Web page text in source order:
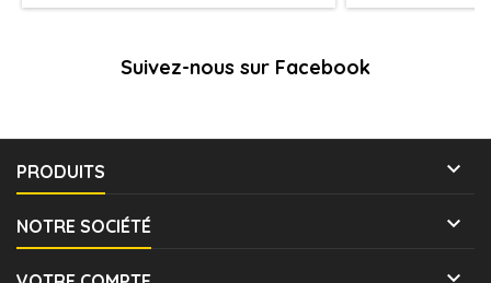
Suivez-nous sur Facebook
PRODUITS 
NOTRE SOCIÉTÉ 